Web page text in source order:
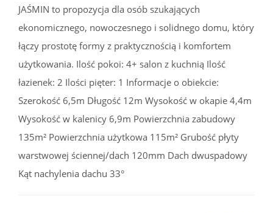
JAŚMIN to propozycja dla osób szukających
ekonomicznego, nowoczesnego i solidnego domu, który
łączy prostotę formy z praktycznością i komfortem
użytkowania. Ilość pokoi: 4+ salon z kuchnią Ilość
łazienek: 2 Ilości pięter: 1 Informacje o obiekcie:
Szerokość 6,5m Długość 12m Wysokość w okapie 4,4m
Wysokość w kalenicy 6,9m Powierzchnia zabudowy
135m² Powierzchnia użytkowa 115m² Grubość płyty
warstwowej ściennej/dach 120mm Dach dwuspadowy
Kąt nachylenia dachu 33°